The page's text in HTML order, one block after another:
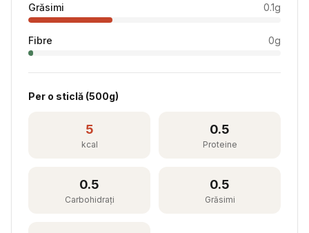
Grăsimi 0.1g
Fibre 0g
Per o sticlă (500g)
5
kcal
0.5
Proteine
0.5
Carbohidrați
0.5
Grăsimi